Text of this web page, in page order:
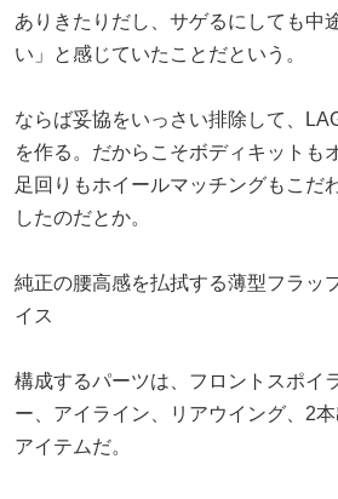
ありきたりだし、サゲるにしても中
い」と感じていたことだという。
ならば妥協をいっさい排除して、
を作る。だからこそボディキットも
足回りもホイールマッチングもこだ
したのだとか。
純正の腰高感を払拭する薄型フラッ
イス
構成するパーツは、フロントスポイ
ー、アイライン、リアウイング、2
アイテムだ。